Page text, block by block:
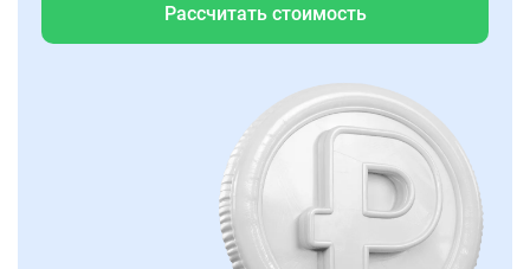
Рассчитать стоимость